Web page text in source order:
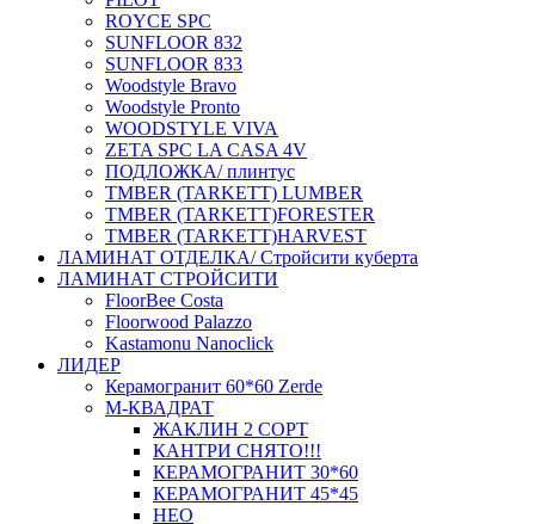
ROYCE SPC
SUNFLOOR 832
SUNFLOOR 833
Woodstyle Bravo
Woodstyle Pronto
WOODSTYLE VIVA
ZETA SPC LA CASA 4V
ПОДЛОЖКА/ плинтус
ТMBER (TARKETT) LUMBER
ТMBER (TARKETT)FORESTER
ТMBER (TARKETT)HARVEST
ЛАМИНАТ ОТДЕЛКА/ Стройсити куберта
ЛАМИНАТ СТРОЙСИТИ
FloorBee Costa
Floorwood Palazzo
Kastamonu Nanoclick
ЛИДЕР
Керамогранит 60*60 Zerde
М-КВАДРАТ
ЖАКЛИН 2 СОРТ
КАНТРИ СНЯТО!!!
КЕРАМОГРАНИТ 30*60
КЕРАМОГРАНИТ 45*45
НЕО